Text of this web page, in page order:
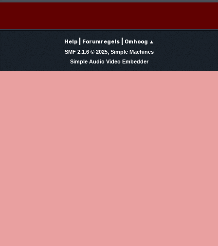
Help| Forumregels| Omhoog ▲
SMF 2.1.6 © 2025, Simple Machines
Simple Audio Video Embedder